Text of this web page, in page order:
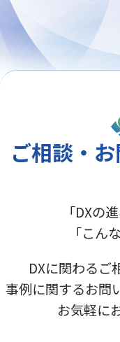
ご相談・
「DXの
「こん
DXに関わるご
事例に関するお問
お気軽に